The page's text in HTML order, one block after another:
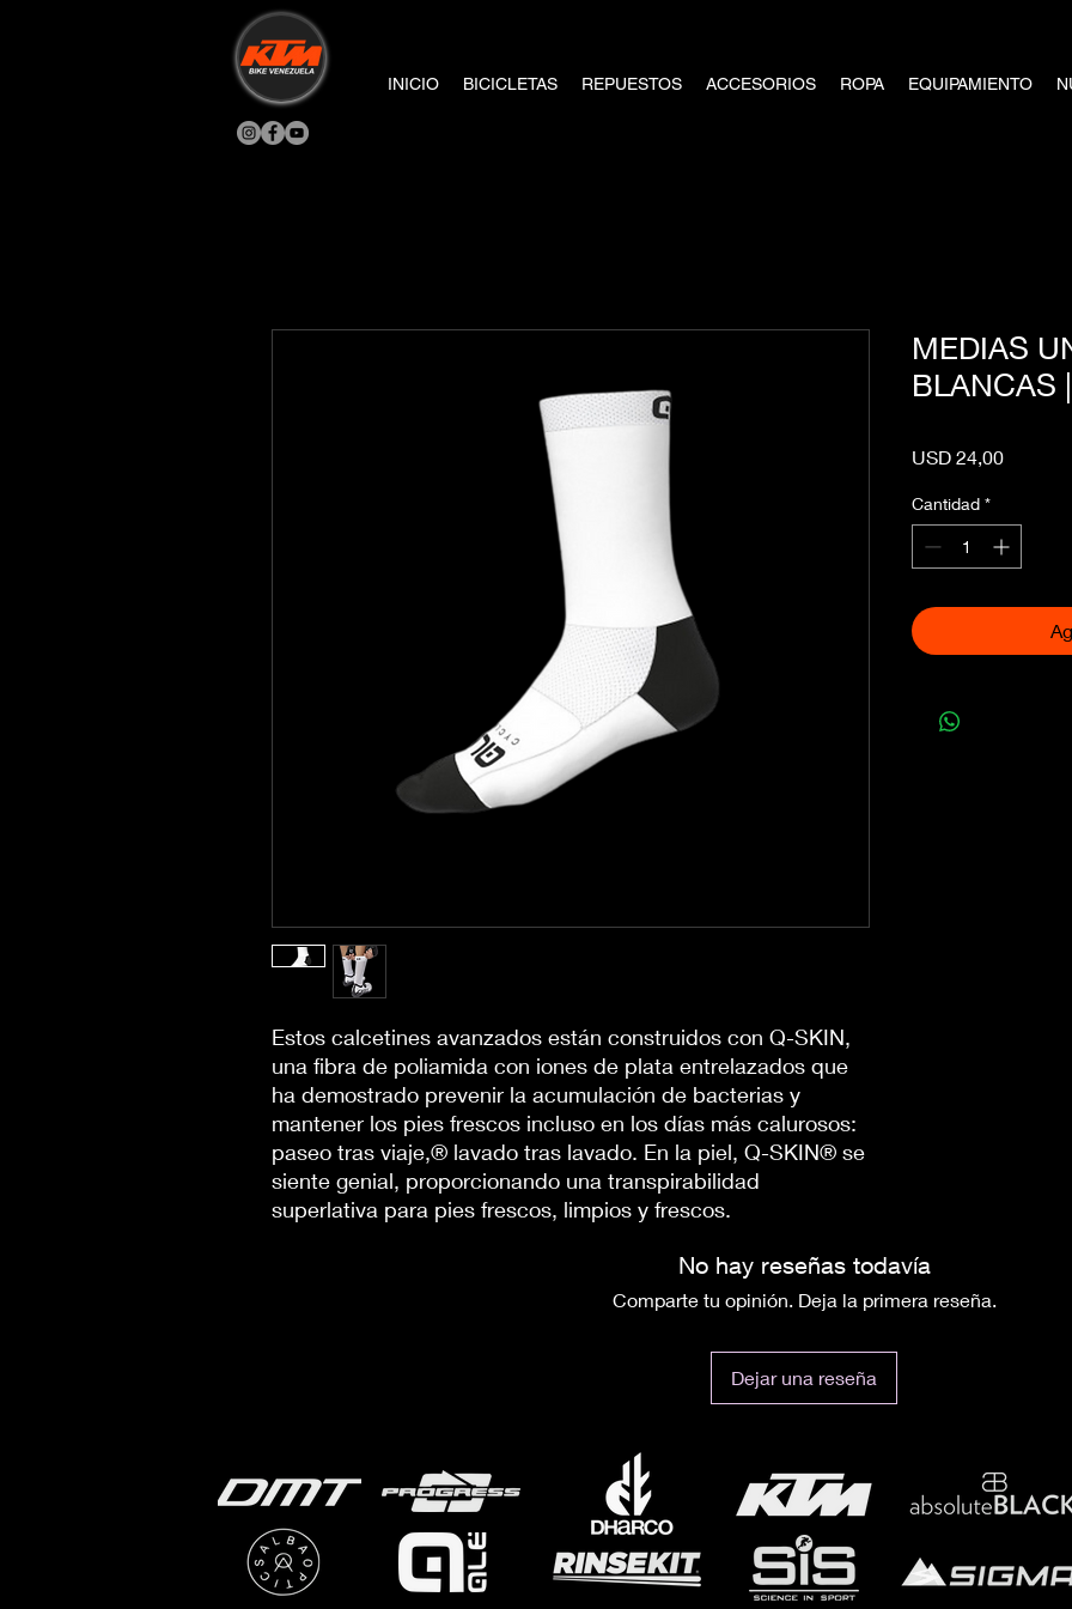
INICIO BICICLETAS REPUESTOS ACCESORIOS ROPA EQUIPAMIENTO
Estos calcetines avanzados están construidos con Q-SKIN,
una fibra de poliamida con iones de plata entrelazados que
ha demostrado prevenir la acumulación de bacterias y
mantener los pies frescos incluso en los días más calurosos:
paseo tras viaje,® lavado tras lavado. En la piel, Q-SKIN® se
siente genial, proporcionando una transpirabilidad
superlativa para pies frescos, limpios y frescos.
MEDIAS
BLANCAS
USD 24,00Precio
Cantidad *
No hay reseñas todavía
Comparte tu opinión. Deja la primera reseña.
Dejar una reseña